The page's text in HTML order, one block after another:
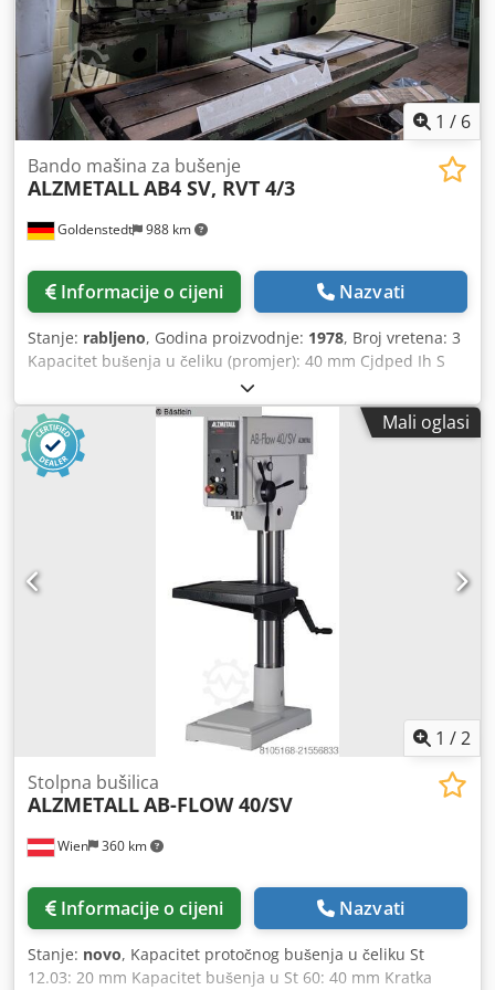
1 / 6
Goldenstedt 988 km
Bando mašina za bušenje
ALZMETALLAB4 SV, RVT 4/3
Informacije o cijeni Nazvati
Stanje: rabljeno, Godina proizvodnje: 1978, Broj vretena: 3
Kapacitet bušenja u čeliku (promjer): 40 mm Cjdped Ih S
Sofx Ag Dorf Hod bušenja: 180 mm Težina stroja cca 2,3 t
uključuje uređaj za hlađenje dodatne informacije vidi sliku
Mali oglasi
1 /2
Wien 360 km
Stolpna bušilica
ALZMETALLAB-FLOW 40/SV
Informacije o cijeni Nazvati
Stanje: novo, Kapacitet protočnog bušenja u čeliku St
12.03: 20 mm Kapacitet bušenja u St 60: 40 mm Kratka